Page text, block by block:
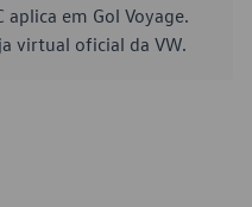
em Gol Voyage.
virtual oficial da VW.